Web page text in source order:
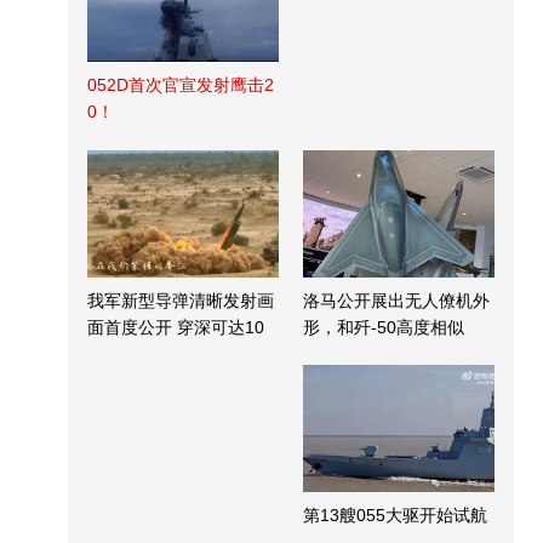
052D首次官宣发射鹰击2
0！
我军新型导弹清晰发射画
面首度公开 穿深可达10
洛马公开展出无人僚机外
形，和歼-50高度相似
第13艘055大驱开始试航